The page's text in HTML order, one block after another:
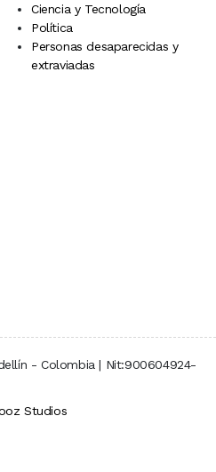
Ciencia y Tecnología
Política
Personas desaparecidas y
extraviadas
- Colombia | Nit:900604924-
Studios